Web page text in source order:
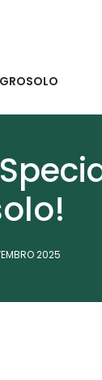
2025